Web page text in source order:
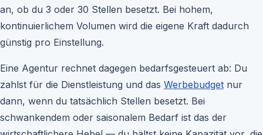
an, ob du 3 oder 30 Stellen besetzt. Bei hohem,
kontinuierlichem Volumen wird die eigene Kraft dadurch
günstig pro Einstellung.
Eine Agentur rechnet dagegen bedarfsgesteuert ab: Du
zahlst für die Dienstleistung und das Werbebudget nur
dann, wenn du tatsächlich Stellen besetzt. Bei
schwankendem oder saisonalem Bedarf ist das der